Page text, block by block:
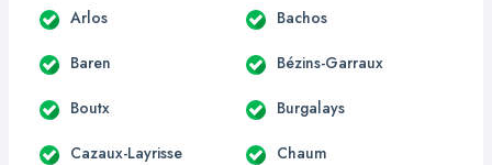
Arlos Bachos
Baren Bézins-Garraux
Boutx Burgalays
Cazaux-Layrisse Chaum